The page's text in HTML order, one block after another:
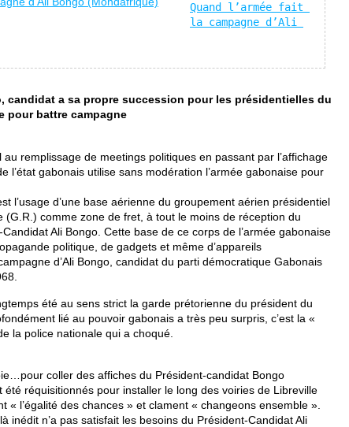
Quand l’armée fait
la campagne d’Ali
candidat a sa propre succession pour les présidentielles du
pour battre campagne
remplissage de meetings politiques en passant par l’affichage
l’état gabonais utilise sans modération l’armée gabonaise pour
l’usage d’une base aérienne du groupement aérien présidentiel
(G.R.) comme zone de fret, à tout le moins de réception du
Ali Bongo. Cette base de ce corps de l’armée gabonaise
politique, de gadgets et même d’appareils
d’Ali Bongo, candidat du parti démocratique Gabonais
été au sens strict la garde prétorienne du président du
lié au pouvoir gabonais a très peu surpris, c’est la «
la police nationale qui a choqué.
coller des affiches du Président-candidat Bongo
réquisitionnés pour installer le long des voiries de Libreville
« l’égalité des chances » et clament « changeons ensemble ».
inédit n’a pas satisfait les besoins du Président-Candidat Ali